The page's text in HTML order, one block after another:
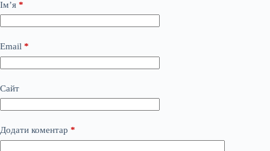
Ім’я *
Email *
Сайт
Додати коментар *